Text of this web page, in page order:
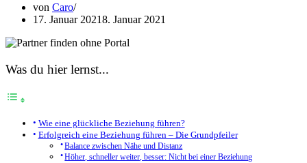
von Caro
17. Januar 20218. Januar 2021
Was du hier lernst...
Wie eine glückliche Beziehung führen?
Erfolgreich eine Beziehung führen – Die Grundpfeiler
Balance zwischen Nähe und Distanz
Höher, schneller weiter, besser: Nicht bei einer Beziehung